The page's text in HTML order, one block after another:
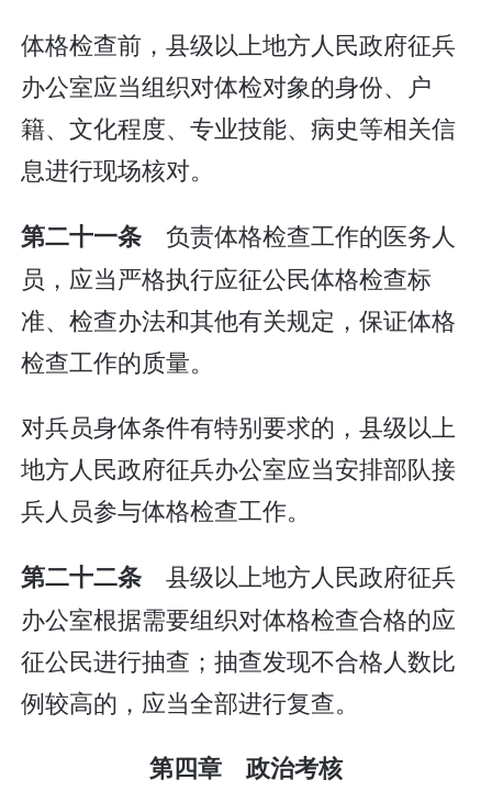
体格检查前，县级以上地方人民政府征兵
办公室应当组织对体检对象的身份、户
籍、文化程度、专业技能、病史等相关信
息进行现场核对。
第二十一条 负责体格检查工作的医务人
员，应当严格执行应征公民体格检查标
准、检查办法和其他有关规定，保证体格
检查工作的质量。
对兵员身体条件有特别要求的，县级以上
地方人民政府征兵办公室应当安排部队接
兵人员参与体格检查工作。
第二十二条 县级以上地方人民政府征兵
办公室根据需要组织对体格检查合格的应
征公民进行抽查；抽查发现不合格人数比
例较高的，应当全部进行复查。
第四章 政治考核